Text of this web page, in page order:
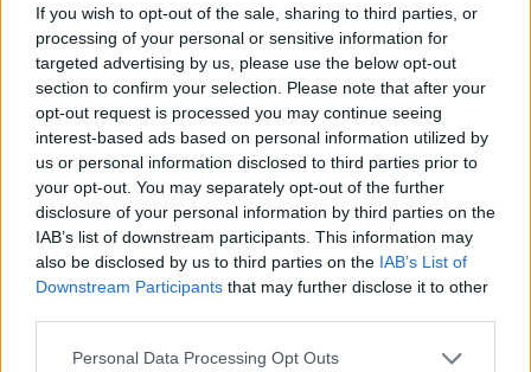
If you wish to opt-out of the sale, sharing to third parties, or
processing of your personal or sensitive information for
targeted advertising by us, please use the below opt-out
section to confirm your selection. Please note that after your
opt-out request is processed you may continue seeing
interest-based ads based on personal information utilized by
us or personal information disclosed to third parties prior to
your opt-out. You may separately opt-out of the further
disclosure of your personal information by third parties on the
IAB’s list of downstream participants. This information may
also be disclosed by us to third parties on the IAB’s List of
Downstream Participants that may further disclose it to other
Personal Data Processing Opt Outs